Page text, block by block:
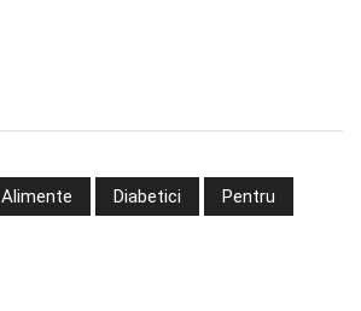
Alimente Diabetici
Pentru